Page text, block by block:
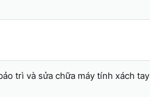
trì và sửa chữa máy tính xách tay